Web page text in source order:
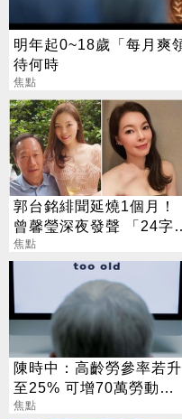
明年起0~18歲「每月爽
待何時
焦點
郭台銘緋聞延燒1個月！
曾馨瑩深夜發聲 「24字
吐盡最心繫的事
焦點
陳時中：高齡勞參率若升
至25% 可增70萬勞動人
口
焦點